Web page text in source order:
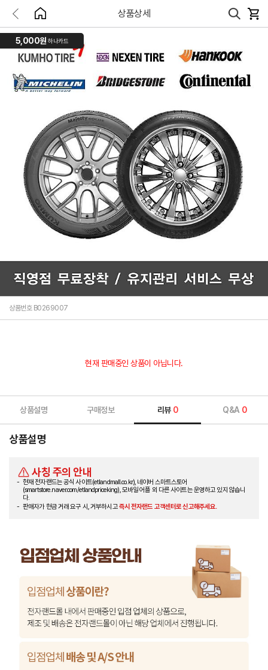
상품상세
5,000원 하나카드
상품번호 B0269007
현재 판매중인 상품이 아닙니다.
상품설명 구매정보 리뷰 0 Q&A 0
상품설명
사칭 주의 안내
현재 전자랜드는 공식 사이트(etlandmall.co.kr), 네이버 스마트스토어
(smartstore.naver.com/etlandpriceking), 모바일 어플 외 다른 사이트는 운영하고 있지 않습니
다.
판매자가 현금 거래 요구 시, 거부하시고즉시 전자랜드 고객센터로 신고해주세요.